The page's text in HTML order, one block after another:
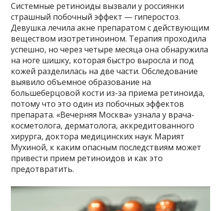
Системные ретиноиды вызвали у россиянки
страшный побочный эффект — гиперостоз.
Девушка лечила акне препаратом с действующим
веществом изотретиноином. Терапия проходила
успешно, но через четыре месяца она обнаружила
на ноге шишку, которая быстро выросла и под
кожей разделилась на две части. Обследование
выявило объемное образование на
большеберцовой кости из-за приема ретиноида,
потому что это один из побочных эффектов
препарата. «Вечерняя Москва» узнала у врача-
косметолога, дерматолога, аккредитованного
хирурга, доктора медицинских наук Марият
Мухиной, к каким опасным последствиям может
привести прием ретиноидов и как это
предотвратить.